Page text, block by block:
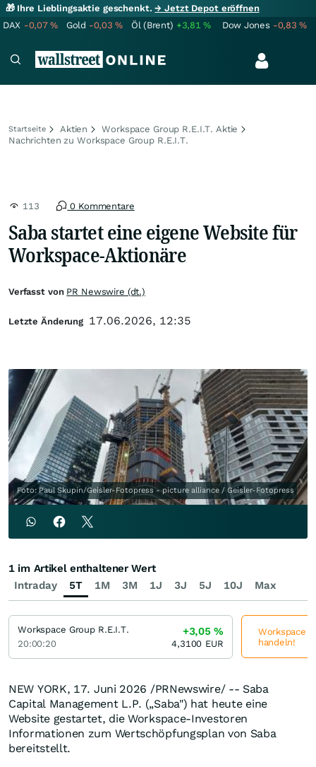
🎁 Ihre Lieblingsaktie geschenkt.→ Jetzt Depot eröffnen
DAX -0,07% Gold -0,03% Öl (Brent) +3,81% Dow Jones -0,83%
Startseite Aktien
Workspace Group R.E.I.T. Aktie
Nachrichten zu Workspace Group R.E.I.T.
113 0 Kommentare
Saba startet eine eigene Website für
Workspace-Aktionäre
Foto: Paul Skupin/Geisler-Fotopress - picture alliance / Geisler-Fotopress
NEW YORK, 17. Juni 2026 /PRNewswire/ -- Saba
Capital Management L.P. („Saba") hat heute eine
Website gestartet, die Workspace-Investoren
Informationen zum Wertschöpfungsplan von Saba
bereitstellt.
Verfasst von PR Newswire (dt.)
Letzte Änderung 17.06.2026, 12:35
Intraday 5T 1M 3M 1J 3J 5J 10J Max
1 im Artikel enthaltener Wert
Workspace Group R.E.I.T.
20:00:20
+3,05%
4,3100 EUR
Workspace
handeln!